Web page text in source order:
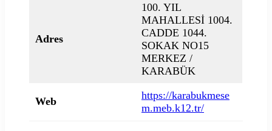
Adres
100. YIL
MAHALLESİ 1004.
CADDE 1044.
SOKAK NO15
MERKEZ /
KARABÜK
Web
https://karabukmese
m.meb.k12.tr/